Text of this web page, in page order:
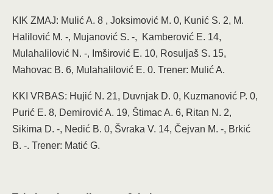
KIK ZMAJ: Mulić A. 8 , Joksimović M. 0, Kunić S. 2, M.
Halilović M. -, Mujanović S. -, Kamberović E. 14,
Mulahalilović N. -, Imširović E. 10, Rosuljaš S. 15,
Mahovac B. 6, Mulahalilović E. 0. Trener: Mulić A.
KKI VRBAS: Hujić N. 21, Duvnjak D. 0, Kuzmanović P. 0,
Purić E. 8, Demirović A. 19, Štimac A. 6, Ritan N. 2,
Sikima D. -, Nedić B. 0, Švraka V. 14, Čejvan M. -, Brkić
B. -. Trener: Matić G.